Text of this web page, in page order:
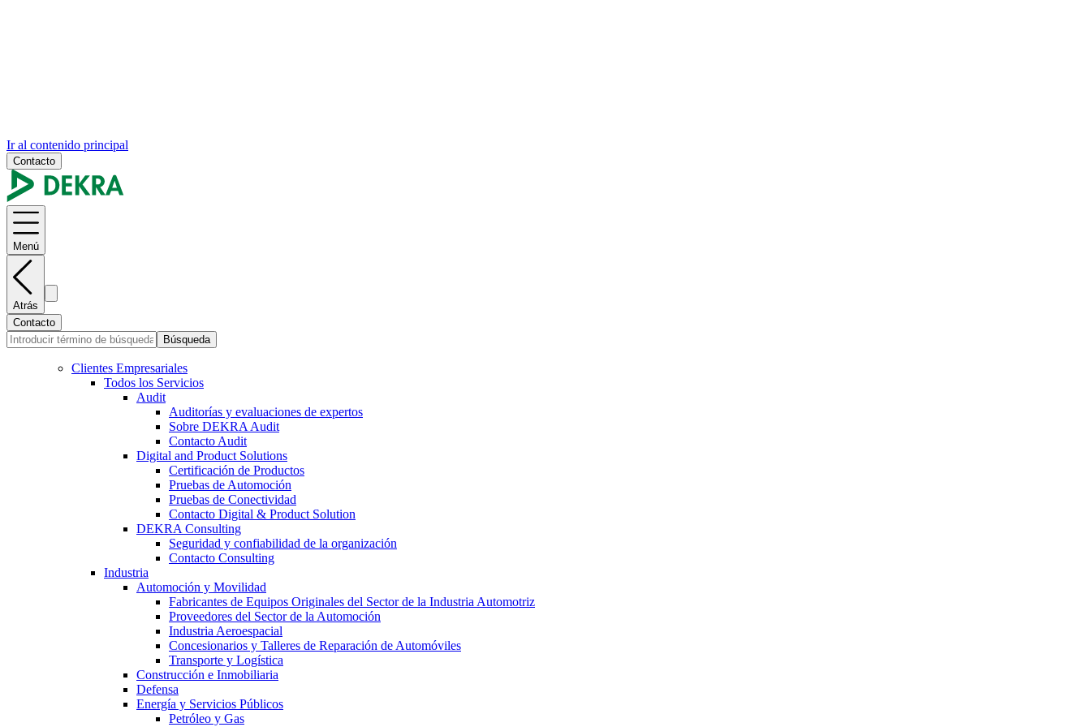
Ir al contenido principal
Contacto
Menú
Atrás
Contacto
Búsqueda
Clientes Empresariales
Todos los Servicios
Audit
Auditorías y evaluaciones de expertos
Sobre DEKRA Audit
Contacto Audit
Digital and Product Solutions
Certificación de Productos
Pruebas de Automoción
Pruebas de Conectividad
Contacto Digital & Product Solution
DEKRA Consulting
Seguridad y confiabilidad de la organización
Contacto Consulting
Industria
Automoción y Movilidad
Fabricantes de Equipos Originales del Sector de la Industria Automotriz
Proveedores del Sector de la Automoción
Industria Aeroespacial
Concesionarios y Talleres de Reparación de Automóviles
Transporte y Logística
Construcción e Inmobiliaria
Defensa
Energía y Servicios Públicos
Petróleo y Gas